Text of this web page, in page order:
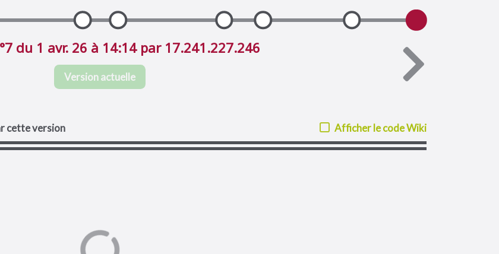
du 1 avr. 26 à 14:14 par 17.241.227.246
Version actuelle
cette version Afficher le code Wiki